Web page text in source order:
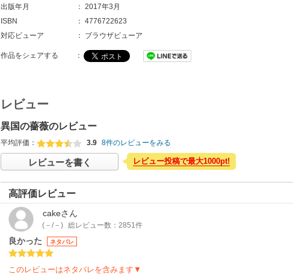
出版年月
： 2017年3月
ISBN
： 4776722623
対応ビューア
： ブラウザビューア
作品をシェアする ：
レビュー
異国の薔薇のレビュー
平均評価： 3.9 8件のレビューをみる
レビューを書く レビュー投稿で最大1000pt!
高評価レビュー
cakeさん
(－/－) 総レビュー数：2851件
良かった ネタバレ
このレビューはネタバレを含みます▼